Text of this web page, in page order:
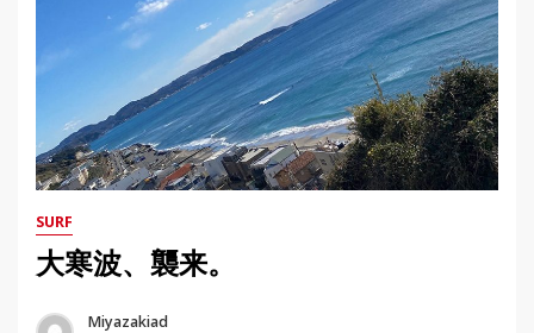
SURF
大寒波、襲来。
Miyazakiad